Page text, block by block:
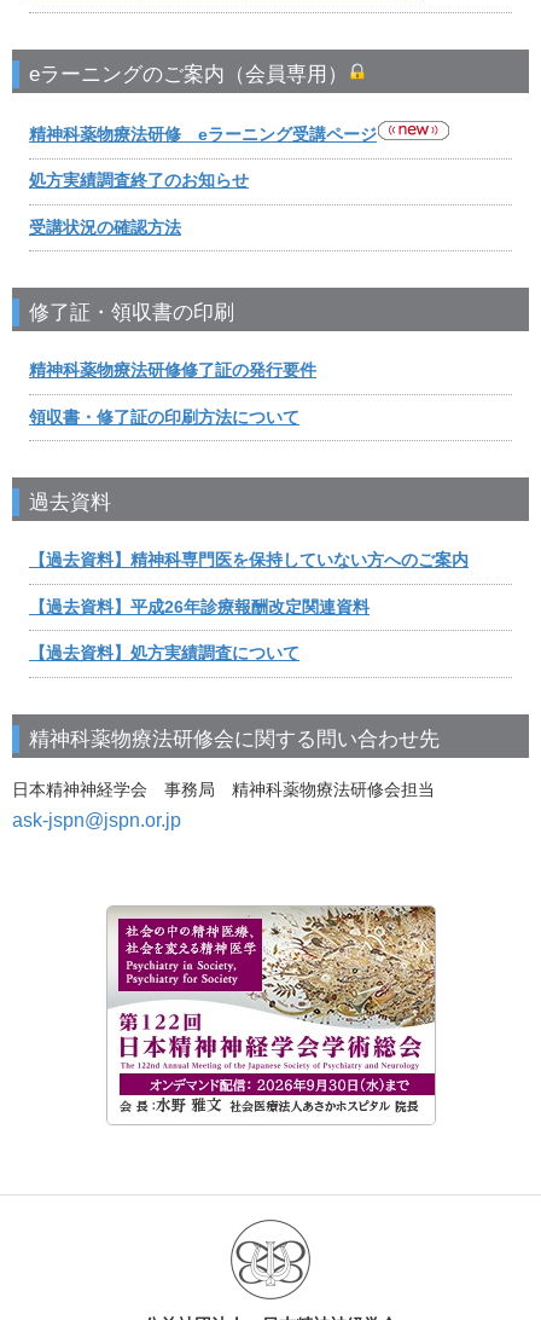
eラーニングのご案内（会員専用）
精神科薬物療法研修 eラーニング受講ページ
処方実績調査終了のお知らせ
受講状況の確認方法
修了証・領収書の印刷
精神科薬物療法研修修了証の発行要件
領収書・修了証の印刷方法について
過去資料
【過去資料】精神科専門医を保持していない方へのご案内
【過去資料】平成26年診療報酬改定関連資料
【過去資料】処方実績調査について
精神科薬物療法研修会に関する問い合わせ先
日本精神神経学会 事務局 精神科薬物療法研修会担当
ask-jspn@jspn.or.jp